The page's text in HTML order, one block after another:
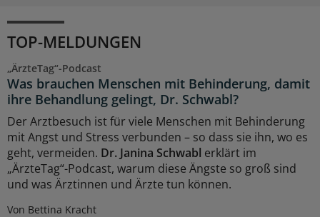
TOP-MELDUNGEN
„ÄrzteTag“-Podcast
Was brauchen Menschen mit Behinderung, damit
ihre Behandlung gelingt, Dr. Schwabl?
Der Arztbesuch ist für viele Menschen mit Behinderung
mit Angst und Stress verbunden – so dass sie ihn, wo es
geht, vermeiden. Dr. Janina Schwabl erklärt im
„ÄrzteTag“-Podcast, warum diese Ängste so groß sind
und was Ärztinnen und Ärzte tun können.
Von Bettina Kracht